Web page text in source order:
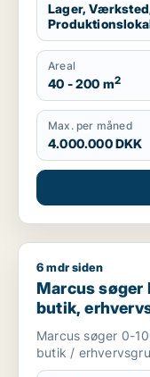
Lager,
Areal
40 - 200 m2
Max. per måned
4.000.000 DKK
Marcus søger
6 mdr siden
Marcus søger
butik,
Marcus søger 0-
butik /